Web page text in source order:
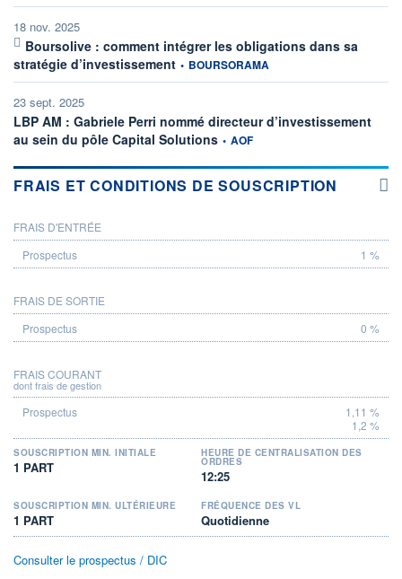
18 nov. 2025
Boursolive : comment intégrer les obligations dans sa
stratégie d’investissementinformation fournie par
• BOURSORAMA
23 sept. 2025
LBP AM : Gabriele Perri nommé directeur d’investissement
au sein du pôle Capital Solutions information fournie par
• AOF
FRAIS ET CONDITIONS DE SOUSCRIPTION
PROSPECTUS
FRAIS D'ENTRÉE
1 %
FRAIS DE SORTIE
0 %
FRAIS COURANT
dont frais de gestion
1,11 %
1,2 %
SOUSCRIPTION MIN. INITIALE
1 PART
HEURE DE CENTRALISATION DES
ORDRES
12:25
SOUSCRIPTION MIN. ULTÉRIEURE
1 PART
FRÉQUENCE DES VL
Quotidienne
Consulter le prospectus / DIC